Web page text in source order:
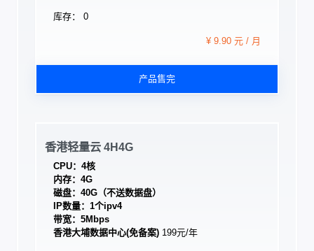
库存： 0
¥ 9.90 元 / 月
产品售完
香港轻量云 4H4G
CPU：4核
内存：4G
磁盘：40G（不送数据盘）
IP数量：1个ipv4
带宽：5Mbps
香港大埔数据中心(免备案) 199元/年